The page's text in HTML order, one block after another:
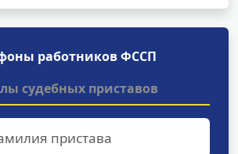
работников ФССП
судебных приставов